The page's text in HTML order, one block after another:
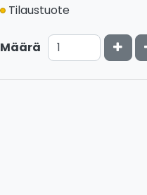
Tilaustuote
Määrä